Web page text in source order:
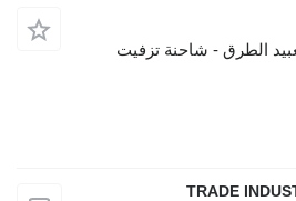
الطرق - شاحنة تزفيت
TRADE